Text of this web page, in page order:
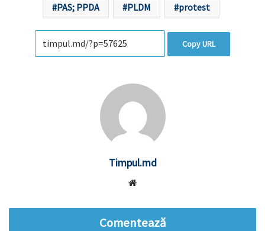
PAS; PPDA PLDM protest
Copy URL
Timpul.md
Comentează